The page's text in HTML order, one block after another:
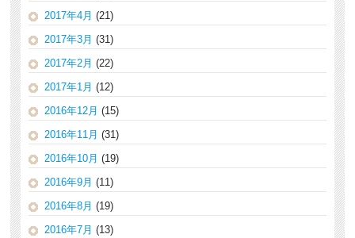
2017年4月 (21)
2017年3月 (31)
2017年2月 (22)
2017年1月 (12)
2016年12月 (15)
2016年11月 (31)
2016年10月 (19)
2016年9月 (11)
2016年8月 (19)
2016年7月 (13)